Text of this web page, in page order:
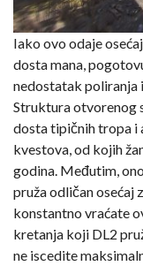
Iako ovo odaje
dosta mana,
nedostatak poliranja
Struktura otvorenog
dosta tipičnih tropa i
kvestova, od kojih
godina. Međutim,
pruža odličan osećaj
konstantno vraćate
kretanja koji DL2
ne iscedite